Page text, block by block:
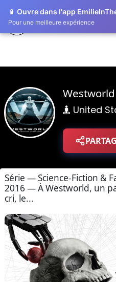
📱 Ouvre dans l'app
Pour une meilleure expérience
ZAPLISTOO
Westworld
United
Série — Science-Fiction &
2016 — À Westworld, un
cri, le...